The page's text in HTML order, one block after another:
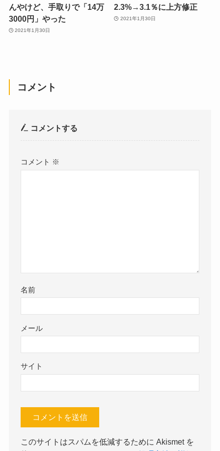
んやけど、手取りで「14万
3000円」やった
2021年1月30日
2.3%→3.1％に上方修正
2021年1月30日
コメント
コメントする
コメント ※
名前
メール
サイト
このサイトはスパムを低減するために Akismet を